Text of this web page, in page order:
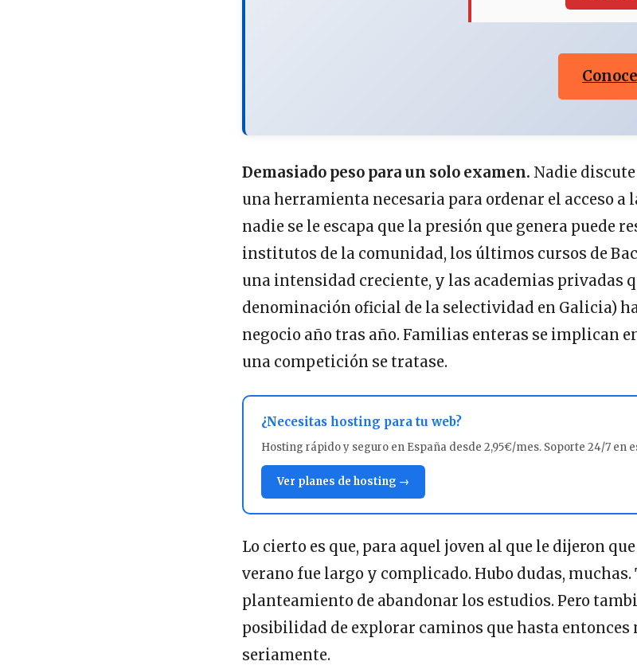
Demasiado peso para un solo examen. Nadie
una herramienta necesaria para ordenar el acceso a
nadie se le escapa que la presión que genera puede
institutos de la comunidad, los últimos cursos de
una intensidad creciente, y las academias privadas
denominación oficial de la selectividad en Galicia)
negocio año tras año. Familias enteras se implican
una competición se tratase.
¿Necesitas hosting para tu web?
Hosting rápido y seguro en España desde 2,95€/mes. Soporte 24/7 en
Ver planes de hosting →
Lo cierto es que, para aquel joven al que le dijeron
verano fue largo y complicado. Hubo dudas,
planteamiento de abandonar los estudios. Pero
posibilidad de explorar caminos que hasta entonces
seriamente.